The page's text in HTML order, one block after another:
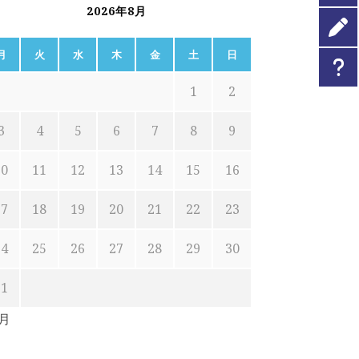
2026年8月
火 水 木 金 土 日
1 2
4 5 6 7 8 9
11 12 13 14 15 16
18 19 20 21 22 23
25 26 27 28 29 30